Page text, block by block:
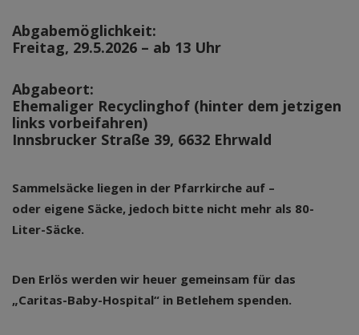
Abgabemöglichkeit:
Freitag, 29.5.2026 – ab 13 Uhr
Abgabeort:
Ehemaliger Recyclinghof (hinter dem jetzigen
links vorbeifahren)
Innsbrucker Straße 39, 6632 Ehrwald
Sammelsäcke liegen in der Pfarrkirche auf –
oder eigene Säcke, jedoch bitte nicht mehr als 80-
Liter-Säcke.
Den Erlös werden wir heuer gemeinsam für das
„Caritas-Baby-Hospital“ in Betlehem spenden.